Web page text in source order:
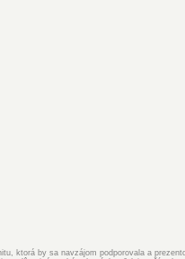
ktorá by sa navzájom podporovala a